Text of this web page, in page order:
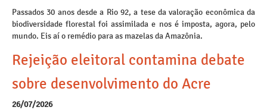
Passados 30 anos desde a Rio 92, a tese da valoração econômica da
biodiversidade florestal foi assimilada e nos é imposta, agora, pelo
mundo. Eis aí o remédio para as mazelas da Amazônia.
Rejeição eleitoral contamina debate
sobre desenvolvimento do Acre
26/07/2026